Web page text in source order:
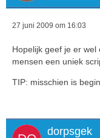
27 juni 2009 om 16:03
Hopelijk geef je er
mensen een uniek
TIP: misschien is
dorpsgek